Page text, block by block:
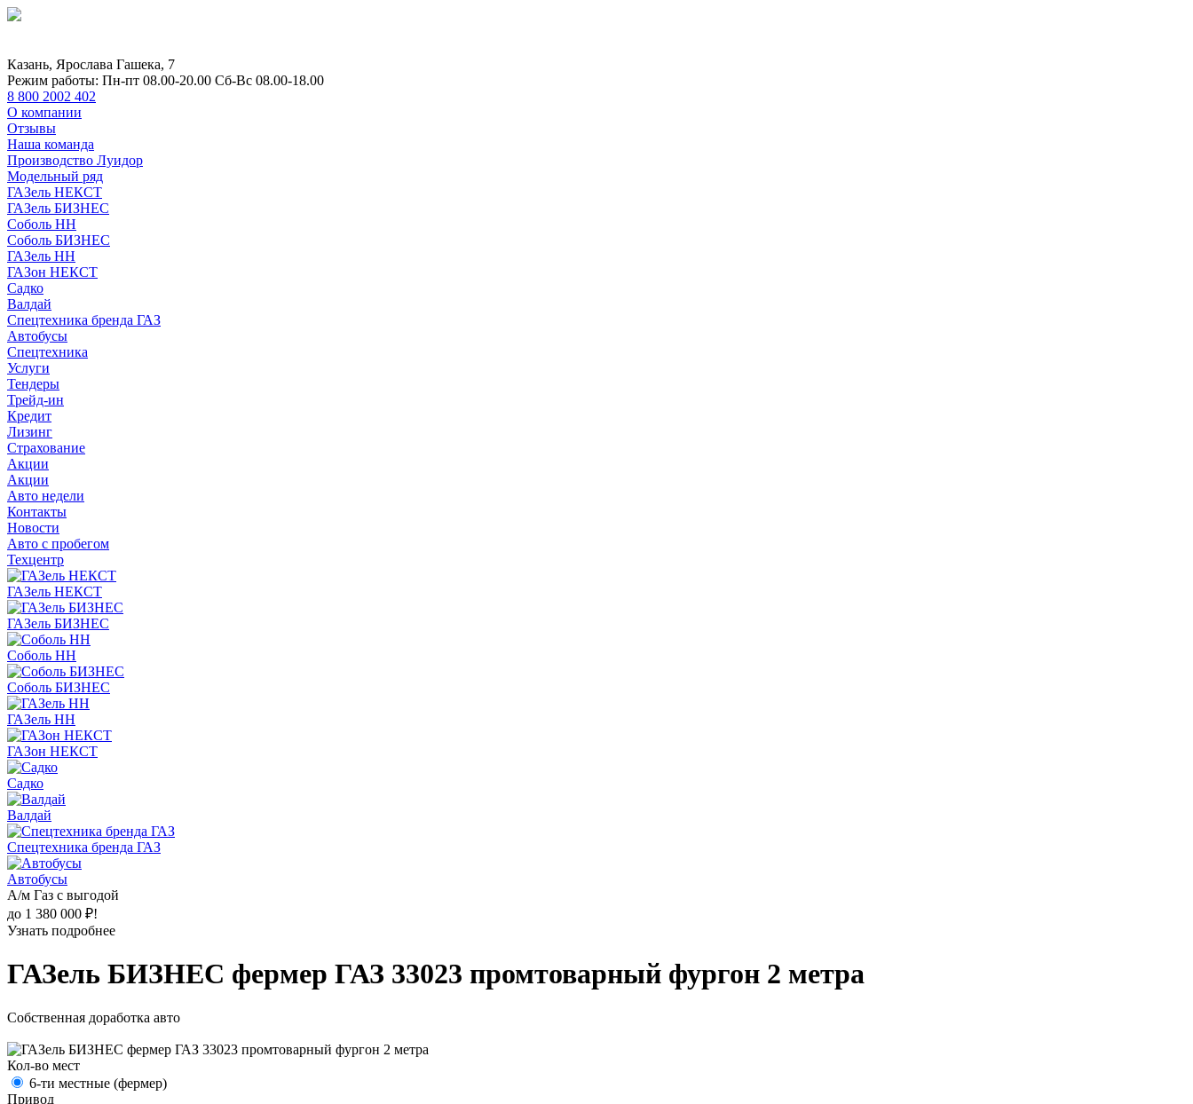
Казань, Ярослава Гашека, 7
Режим работы: Пн-пт 08.00-20.00 Сб-Вс 08.00-18.00
8 800 2002 402
О компании
Отзывы
Наша команда
Производство Луидор
Модельный ряд
ГАЗель НЕКСТ
ГАЗель БИЗНЕС
Соболь НН
Соболь БИЗНЕС
ГАЗель НН
ГАЗон НЕКСТ
Садко
Валдай
Спецтехника бренда ГАЗ
Автобусы
Спецтехника
Услуги
Тендеры
Трейд-ин
Кредит
Лизинг
Страхование
Акции
Акции
Авто недели
Контакты
Новости
Авто с пробегом
Техцентр
ГАЗель НЕКСТ
ГАЗель БИЗНЕС
Соболь НН
Соболь БИЗНЕС
ГАЗель НН
ГАЗон НЕКСТ
Садко
Валдай
Спецтехника бренда ГАЗ
Автобусы
А/м Газ с выгодой
до 1 380 000 ₽!
Узнать подробнее
ГАЗель БИЗНЕС фермер ГАЗ 33023 промтоварный фургон 2 метра
Собственная доработка авто
Кол-во мест
6-ти местные (фермер)
Привод